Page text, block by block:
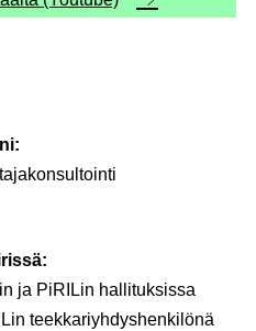
ja PiRILin hallituksissa
teekkariyhdyshenkilönä